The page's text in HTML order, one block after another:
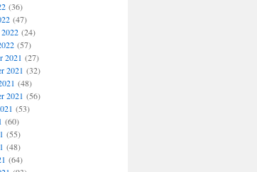
(36)
(47)
(24)
(57)
2021 (27)
2021 (32)
(48)
2021 (56)
(53)
(60)
(55)
(48)
(64)